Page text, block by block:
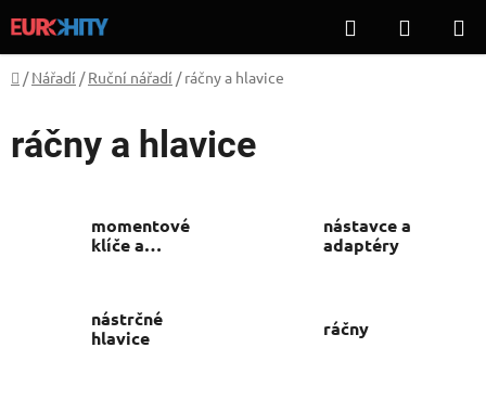
na
obsah
Hledat
KOŠÍK
Domů
/ Nářadí / Ruční nářadí / ráčny a hlavice
ráčny a hlavice
momentové
klíče a
nástavce a
adaptéry
nástrčné
hlavice
ráčny